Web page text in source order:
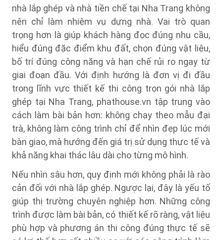
nhà lắp ghép và nhà tiền chế tại Nha Trang không
nên chỉ làm nhiệm vụ dựng nhà. Vai trò quan
trọng hơn là giúp khách hàng đọc đúng nhu cầu,
hiểu đúng đặc điểm khu đất, chọn đúng vật liệu,
bố trí đúng công năng và hạn chế rủi ro ngay từ
giai đoạn đầu. Với định hướng là đơn vị đi đầu
trong lĩnh vực thiết kế thi công trọn gói nhà lắp
ghép tại Nha Trang, phathouse.vn tập trung vào
cách làm bài bản hơn: không chạy theo mẫu đại
trà, không làm công trình chỉ để nhìn đẹp lúc mới
bàn giao, mà hướng đến giá trị sử dụng thực tế và
khả năng khai thác lâu dài cho từng mô hình.
Nếu nhìn sâu hơn, quy định mới không phải là rào
cản đối với nhà lắp ghép. Ngược lại, đây là yếu tố
giúp thị trường chuyên nghiệp hơn. Những công
trình được làm bài bản, có thiết kế rõ ràng, vật liệu
phù hợp và phương án thi công đúng thực tế sẽ